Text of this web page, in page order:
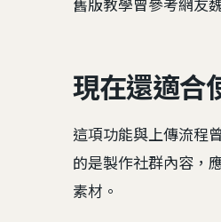
現在還適合
這項功能與上傳流程
的是製作社群內容，
素材。